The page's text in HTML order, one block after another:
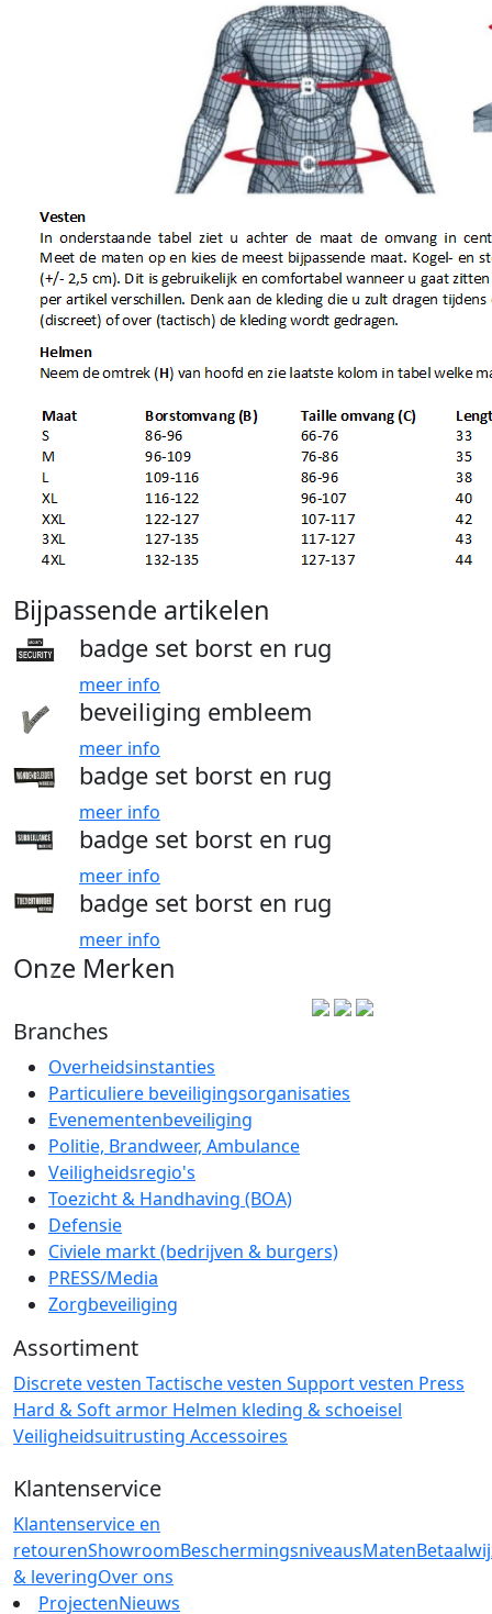
Bijpassende artikelen
badge set borst en rug
meer info
beveiliging embleem
meer info
badge set borst en rug
meer info
badge set borst en rug
meer info
badge set borst en rug
meer info
Onze Merken
Branches
Overheidsinstanties
Particuliere beveiligingsorganisaties
Evenementenbeveiliging
Politie, Brandweer, Ambulance
Veiligheidsregio's
Toezicht & Handhaving (BOA)
Defensie
Civiele markt (bedrijven & burgers)
PRESS/Media
Zorgbeveiliging
Assortiment
Discrete vesten Tactische vesten Support vesten Press
Hard & Soft armor Helmen kleding & schoeisel
Veiligheidsuitrusting Accessoires
Klantenservice
Klantenservice en
retourenShowroomBeschermingsniveausMaten
& leveringOver ons
ProjectenNieuws